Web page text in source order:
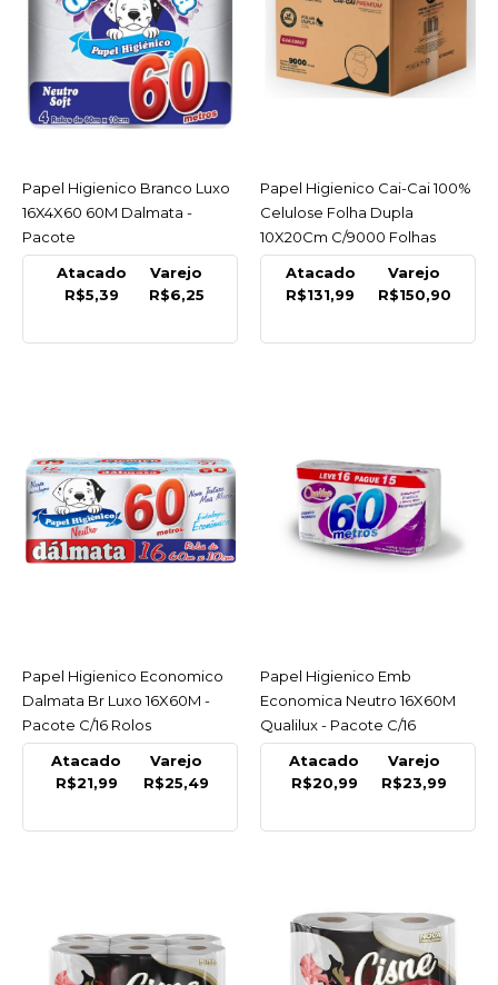
R$79,99
COMPRAR
LISTA DE DESEJO
Papel Higienico Branco
Luxo 16X4X30 30M
COMPARAR
LISTA DE DESEJO
R$6,25
COMPRAR
COMPARAR
100% Celulose Folha
Dupla 10X20Cm C/9000
Folhas Nobre - Caixa
ACESSAR
Papel Higienico Branco Luxo
16X4X60 60M Dalmata -
Pacote
Atacado
R$5,39
Varejo
R$6,25
ACESSAR
Papel Higienico Cai-Cai 100%
Celulose Folha Dupla
10X20Cm C/9000 Folhas
Nobre - Caixa
Atacado
R$131,99
Varejo
R$150,90
ACESSAR
Papel Higienico Economico
Dalmata Br Luxo 16X60M -
Pacote C/16 Rolos
Atacado
R$21,99
Varejo
R$25,49
ACESSAR
Papel Higienico Emb
Economica Neutro 16X60M
Qualilux - Pacote C/16
Atacado
R$20,99
Varejo
R$23,99